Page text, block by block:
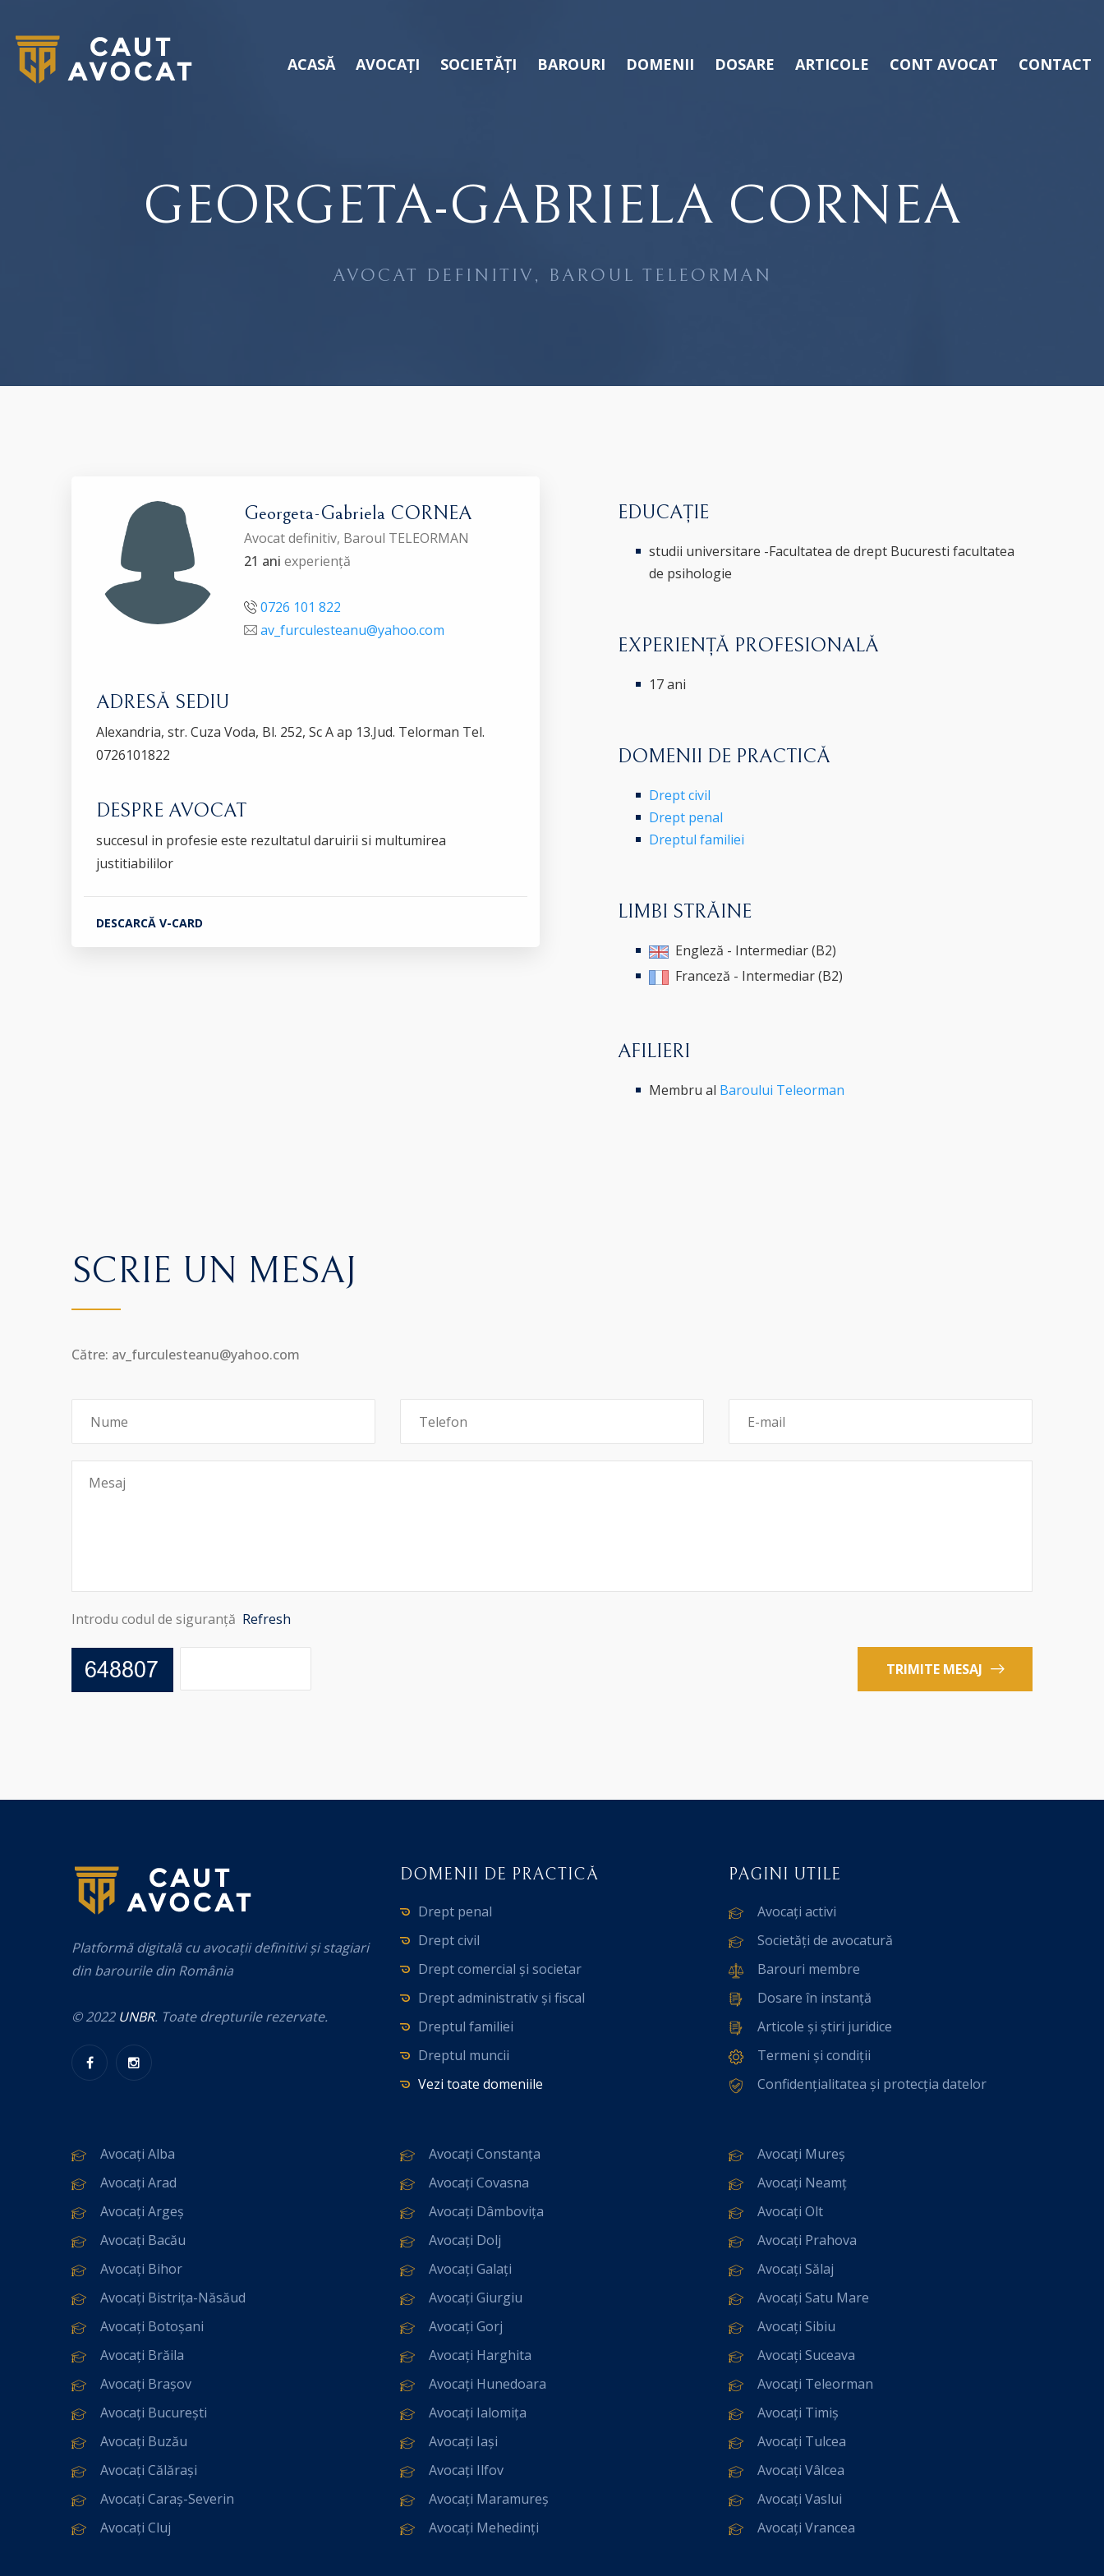
ACASĂ AVOCAȚI SOCIETĂȚI BAROURI DOMENII DOSARE ARTICOLE CONT AVOCAT CONTACT
GEORGETA-GABRIELA CORNEA
AVOCAT DEFINITIV, BAROUL TELEORMAN
Georgeta-Gabriela CORNEA
Avocat definitiv, Baroul TELEORMAN
21 ani experiență
0726 101 822
av_furculesteanu@yahoo.com
ADRESĂ SEDIU
Alexandria, str. Cuza Voda, Bl. 252, Sc A ap 13.Jud. Telorman Tel.
0726101822
DESPRE AVOCAT
succesul in profesie este rezultatul daruirii si multumirea
justitiabililor
DESCARCĂ V-CARD
EDUCAȚIE
studii universitare -Facultatea de drept Bucuresti facultatea
de psihologie
EXPERIENȚĂ PROFESIONALĂ
17 ani
DOMENII DE PRACTICĂ
Drept civil
Drept penal
Dreptul familiei
LIMBI STRĂINE
Engleză - Intermediar (B2)
Franceză - Intermediar (B2)
AFILIERI
Membru al Baroului Teleorman
SCRIE UN MESAJ
Către: av_furculesteanu@yahoo.com
Introdu codul de siguranță Refresh
TRIMITE MESAJ
Platformă digitală cu avocații definitivi și stagiari
din barourile din România
© 2022 UNBR. Toate drepturile rezervate.
DOMENII DE PRACTICĂ
Drept penal
Drept civil
Drept comercial și societar
Drept administrativ și fiscal
Dreptul familiei
Dreptul muncii
Vezi toate domeniile
PAGINI UTILE
Avocați activi
Societăți de avocatură
Barouri membre
Dosare în instanță
Articole și știri juridice
Termeni și condiții
Confidențialitatea și protecția datelor
Avocați Alba
Avocați Arad
Avocați Argeș
Avocați Bacău
Avocați Bihor
Avocați Bistrița-Năsăud
Avocați Botoșani
Avocați Brăila
Avocați Brașov
Avocați București
Avocați Buzău
Avocați Călărași
Avocați Caraș-Severin
Avocați Cluj
Avocați Constanța
Avocați Covasna
Avocați Dâmbovița
Avocați Dolj
Avocați Galați
Avocați Giurgiu
Avocați Gorj
Avocați Harghita
Avocați Hunedoara
Avocați Ialomița
Avocați Iași
Avocați Ilfov
Avocați Maramureș
Avocați Mehedinți
Avocați Mureș
Avocați Neamț
Avocați Olt
Avocați Prahova
Avocați Sălaj
Avocați Satu Mare
Avocați Sibiu
Avocați Suceava
Avocați Teleorman
Avocați Timiș
Avocați Tulcea
Avocați Vâlcea
Avocați Vaslui
Avocați Vrancea